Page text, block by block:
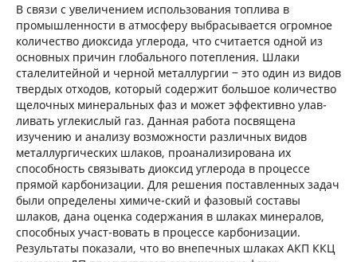
В связи с увеличением использования топлива в
промышленности в атмосферу выбрасывается огромное
количество диоксида углерода, что считается одной из
основных причин глобального потепления. Шлаки
сталелитейной и черной металлургии ‒ это один из видов
твердых отходов, который содержит большое количество
щелочных минеральных фаз и может эффективно улав-
ливать углекислый газ. Данная работа посвящена
изучению и анализу возможности различных видов
металлургических шлаков, проанализирована их
способность связывать диоксид углерода в процессе
прямой карбонизации. Для решения поставленных задач
были определены химиче-ский и фазовый составы
шлаков, дана оценка содержания в шлаках минералов,
способных участ-вовать в процессе карбонизации.
Результаты показали, что во внепечных шлаках АКП ККЦ